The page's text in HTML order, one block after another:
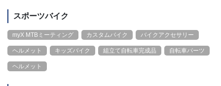
スポーツバイク
myX MTBミーティング カスタムバイク バイクアクセサリー
ヘルメット キッズバイク 組立て自転車完成品 自転車パーツ
ヘルメット